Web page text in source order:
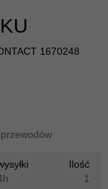
Ilość
1